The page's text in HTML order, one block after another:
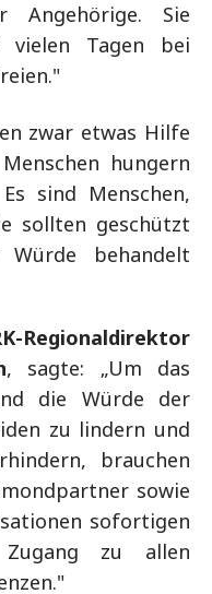
Angehörige. Sie
vielen Tagen bei
zwar etwas Hilfe
hungern
sind Menschen,
sollten geschützt
behandelt
, sagte: „Um das
die Würde der
zu lindern und
brauchen
sowie
sofortigen
Zugang zu allen